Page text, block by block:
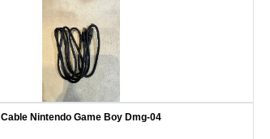
Cable Nintendo Game Boy Dmg-04